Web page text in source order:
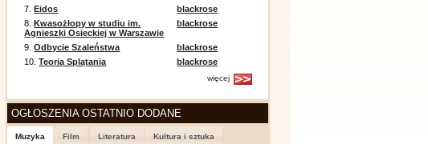
7.Eidos
blackrose
8.Kwasożłopy w studiu im.
Agnieszki Osieckiej w Warszawie
blackrose
9.Odbycie Szaleństwa
blackrose
10.Teoria Splątania blackrose
więcej
OGŁOSZENIA OSTATNIO DODANE
Muzyka Film Literatura Kultura i sztuka